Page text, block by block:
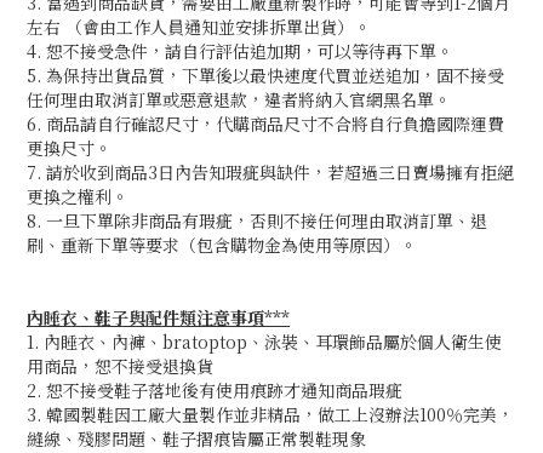
左右 （會由工作人員通知並安排拆單出貨）。
4. 恕不接受急件，請自行評估追加期 ，可以等待再下單。
5. 為保持出貨品質，下單後以最快速度代買並送追加，固不接受
任何理由取消訂單或惡意退款，違者將納入官網黑名單。
6. 商品請自行確認尺寸，代購商品尺寸不合將自行負擔國際運費
更換尺寸。
7. 請於收到商品3日內告知瑕疵與缺件，若超過三日賣場擁有拒絕
更換之權利。
8. 一旦下單除非商品有瑕疵，否則不接任何理由取消訂單、退
刷、重新下單等要求（包含購物金為使用等原因）。
內睡衣、鞋子與配件類注意事項***
1. 內睡衣、內褲、bratoptop、泳裝、耳環飾品屬於個人衛生使
用商品，恕不接受退換貨
2. 恕不接受鞋子落地後有使用痕跡才通知商品瑕疵
3. 韓國製鞋因工廠大量製作並非精品，做工上沒辦法100％完美，
縫線、殘膠問題、鞋子摺痕皆屬正常製鞋現象